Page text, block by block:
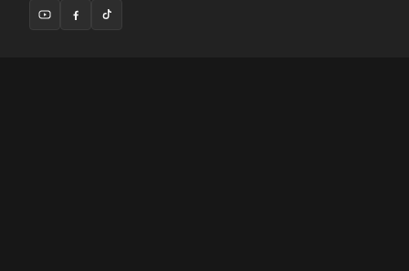
YouTubeFacebook
TikTok